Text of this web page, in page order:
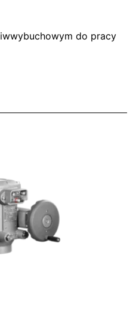
do pracy